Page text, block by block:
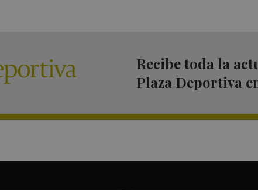
Recibe toda la
Plaza Deportiva